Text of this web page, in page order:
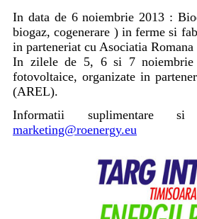
In data de 6 noiembrie 2013 :
biogaz, cogenerare ) in ferme si
in parteneriat cu Asociatia
In zilele de 5, 6 si 7 noiembrie
fotovoltaice, organizate in
(AREL).
Informatii
marketing@roenergy.eu